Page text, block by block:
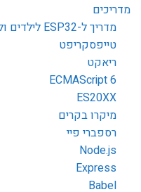
מדריכים
מדריך ל-ESP32 לילדים ולהורים מאפס
טייפסקריפט
ריאקט
ECMAScript 6
ES20XX
מיקרו בקרים
רספברי פיי
Node.js
Express
Babel